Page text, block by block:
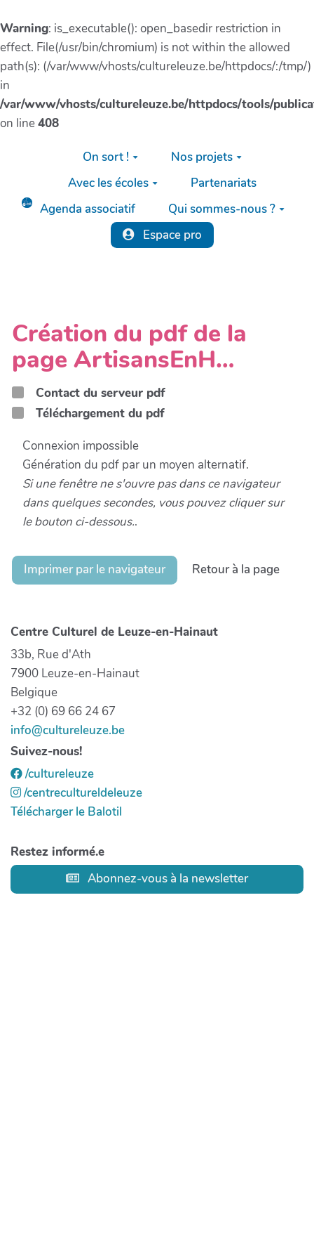
Warning: is_executable(): open_basedir restriction in
effect. File(/usr/bin/chromium) is not within the allowed
path(s): (/var/www/vhosts/cultureleuze.be/httpdocs/:/tmp/)
in
/var/www/vhosts/cultureleuze.be/httpdocs/tools/
on line408
Aller au contenu principal
On sort !
Nos projets
Avec les écoles
Partenariats
Agenda associatif
Qui sommes-nous ?
Espace pro
Création du pdf de la
page ArtisansEnH…
Contact du serveur pdf
Téléchargement du pdf
Connexion impossible
Génération du pdf par un moyen alternatif.
Si une fenêtre ne s'ouvre pas dans ce navigateur
dans quelques secondes, vous pouvez cliquer sur
le bouton ci-dessous..
Imprimer par le navigateur Retour à la page
Centre Culturel de Leuze-en-Hainaut
33b, Rue d'Ath
7900 Leuze-en-Hainaut
Belgique
+32 (0) 69 66 24 67
info@cultureleuze.be
Suivez-nous!
/cultureleuze
/centrecultureldeleuze
Télécharger le Balotil
Restez informé.e
Abonnez-vous à la newsletter